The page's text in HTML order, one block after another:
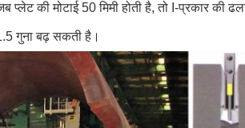
की मोटाई 50 मिमी होती है, तो I-प्रकार की
गुना बढ़ सकती है।